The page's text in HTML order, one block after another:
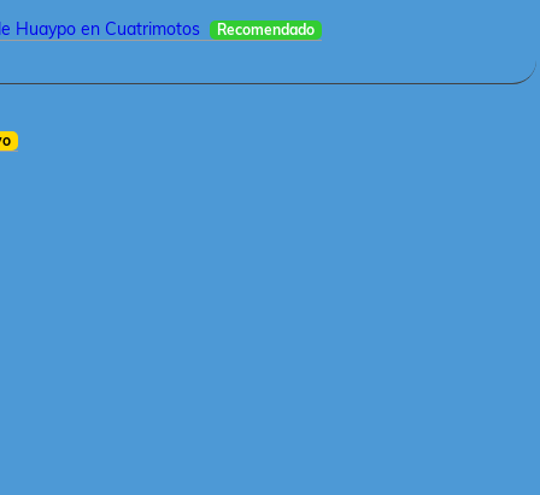
Huaypo en Cuatrimotos Recomendado